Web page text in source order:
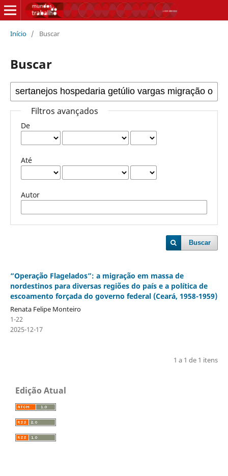
Início / Buscar
Buscar
Filtros avançados
De
Até
Autor
Buscar
“Operação Flagelados”: a migração em massa de
nordestinos para diversas regiões do país e a política de
escoamento forçada do governo federal (Ceará, 1958-1959)
Renata Felipe Monteiro
1-22
2025-12-17
1 a 1 de 1 itens
Edição Atual